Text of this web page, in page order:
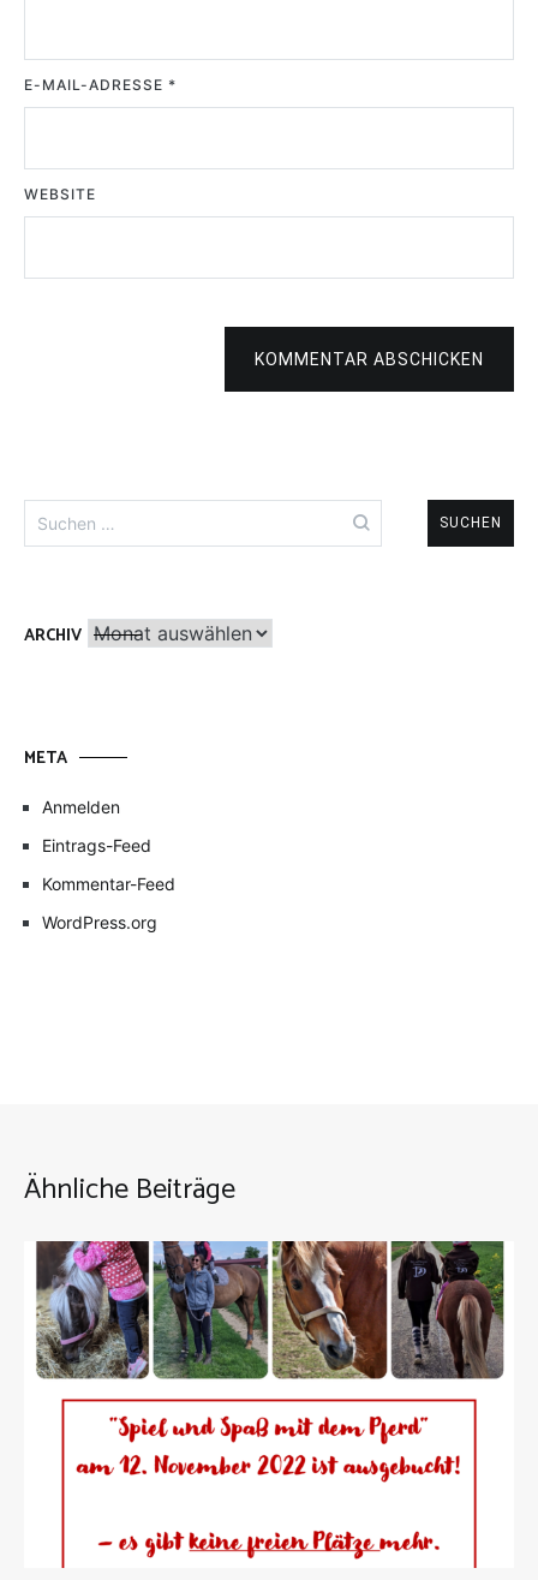
E-MAIL-ADRESSE *
WEBSITE
KOMMENTAR ABSCHICKEN
nach:
ARCHIV Archiv
META
Anmelden
Eintrags-Feed
Kommentar-Feed
WordPress.org
Ähnliche Beiträge